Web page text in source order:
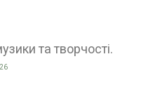
та творчості.